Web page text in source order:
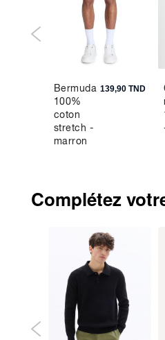
Bermuda
100%
coton
stretch -
marron
139,90 TND
Complétez